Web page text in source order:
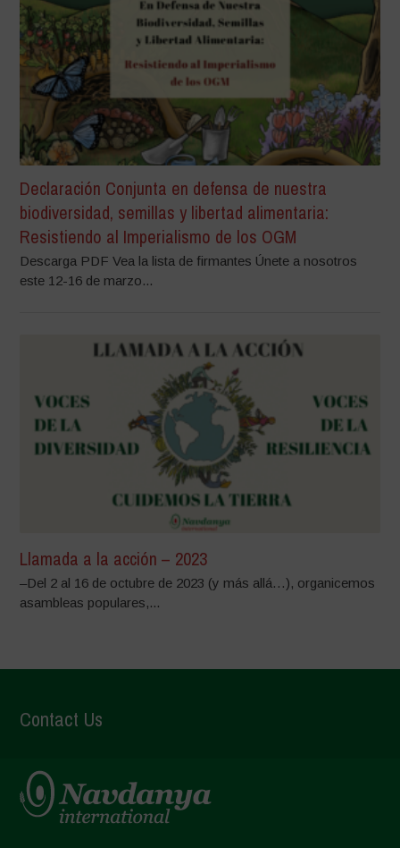
Declaración Conjunta en defensa de nuestra
biodiversidad, semillas y libertad alimentaria:
Resistiendo al Imperialismo de los OGM
Descarga PDF Vea la lista de firmantes Únete a nosotros
este 12-16 de marzo...
Llamada a la acción – 2023
–Del 2 al 16 de octubre de 2023 (y más allá…), organicemos
asambleas populares,...
Contact Us